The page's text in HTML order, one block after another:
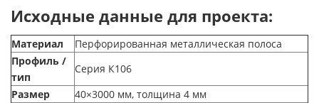
Исходные данные для проекта:
Материал
Перфорированная металлическая полоса
Профиль /
тип
Серия К106
Размер
40×3000 мм, толщина 4 мм